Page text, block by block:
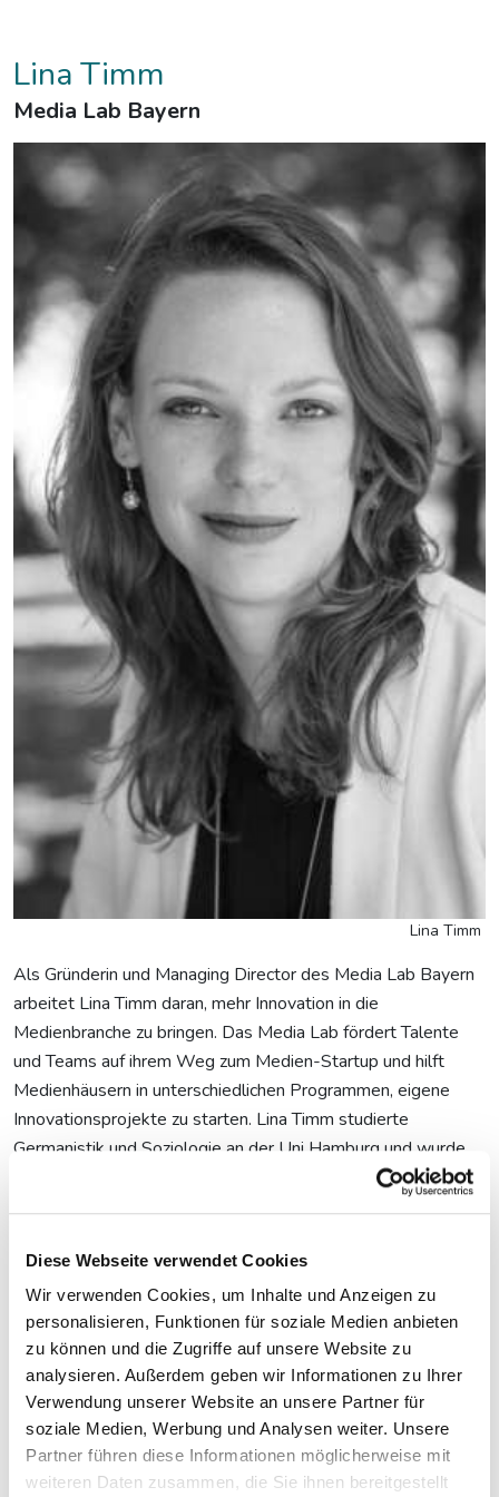
Diese Webseite verwendet Cookies
Wir verwenden Cookies, um Inhalte und Anzeigen zu
personalisieren, Funktionen für soziale Medien anbieten
zu können und die Zugriffe auf unsere Website zu
analysieren. Außerdem geben wir Informationen zu Ihrer
Verwendung unserer Website an unsere Partner für
soziale Medien, Werbung und Analysen weiter. Unsere
Partner führen diese Informationen möglicherweise mit
weiteren Daten zusammen, die Sie ihnen bereitgestellt
Lina Timm
Media Lab Bayern
Lina Timm
Als Gründerin und Managing Director des Media Lab Bayern
arbeitet Lina Timm daran, mehr Innovation in die
Medienbranche zu bringen. Das Media Lab fördert Talente
und Teams auf ihrem Weg zum Medien-Startup und hilft
Medienhäusern in unterschiedlichen Programmen, eigene
Innovationsprojekte zu starten. Lina Timm studierte
Germanistik und Soziologie an der Uni Hamburg und wurde
an der Deutschen Journalistenschule in München zur
Redakteurin ausgebildet. Sie schrieb unter anderem für die
Beiträge wurden auf ProSieben und ARTE ausgestrahlt.
2016 gründete sie die Slack Communitywww.digital-
journalism.rocks, einen Ort mit über 1200 digitalen
Journalisten, die ihre best practices und Expertise online
austauschen.
Fotocredit: Erol Gurian